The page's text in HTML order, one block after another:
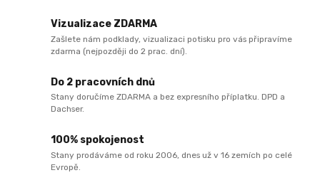
Vizualizace ZDARMA
Zašlete nám podklady, vizualizaci potisku pro vás připravíme
zdarma (nejpozději do 2 prac. dní).
Do 2 pracovních dnů
Stany doručíme ZDARMA a bez expresního příplatku. DPD a
Dachser.
100% spokojenost
Stany prodáváme od roku 2006, dnes už v 16 zemích po celé
Evropě.